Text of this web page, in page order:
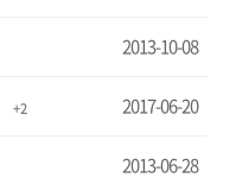
2013-10-08
+ 2 2017-06-20
2013-06-28